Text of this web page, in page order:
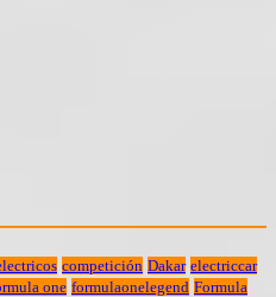
competición Dakar electriccar
one formulaonelegend Formula